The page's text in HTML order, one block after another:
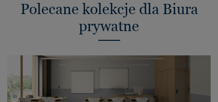
Polecane kolekcje dla Biura
prywatne